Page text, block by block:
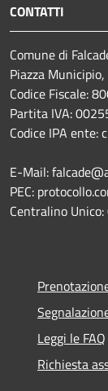
CONTATTI
Comune di
Piazza
Codice Fiscale:
Partita IVA:
Codice IPA ente:
E-Mail:
PEC:
Centralino
Leggi le FAQ
Richiesta